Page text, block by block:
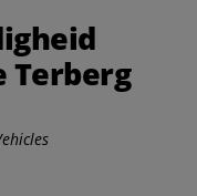
Terberg